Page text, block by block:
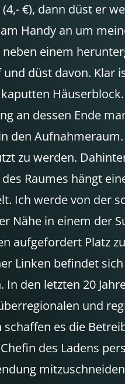
€), dann düst er
Handy an um
einem
düst davon. Klar
an dessen Ende
den
zu werden.
Raumes hängt
Ich werde von der
Nähe in einem der
aufgefordert Platz
Linken befindet
den letzten 20
und
es die
des Ladens